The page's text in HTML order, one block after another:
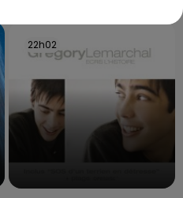
22h02
22h02